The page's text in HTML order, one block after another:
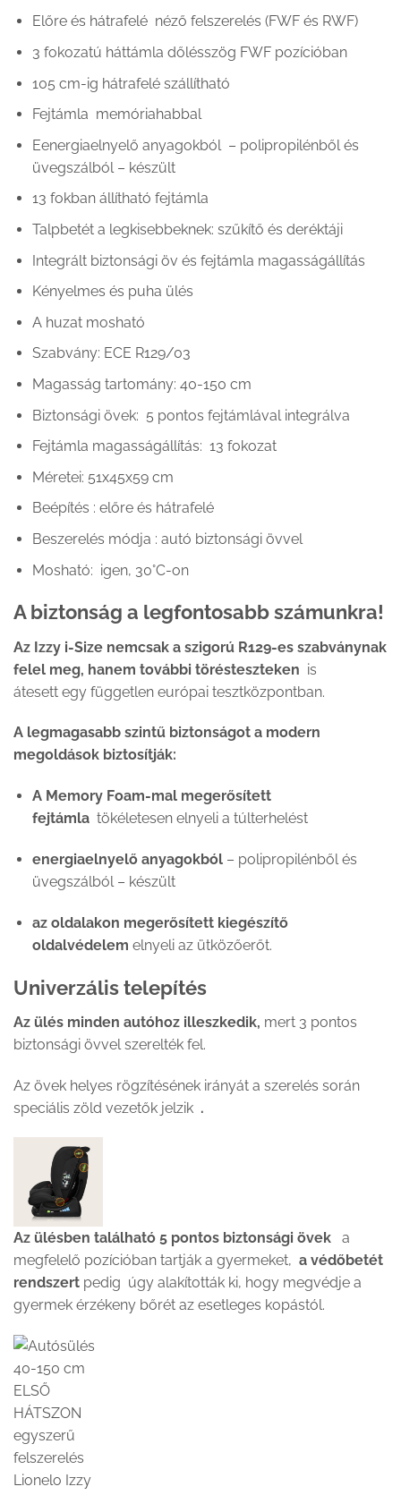
Előre és hátrafelé néző felszerelés (FWF és RWF)
3 fokozatú háttámla dőlésszög FWF pozícióban
105 cm-ig hátrafelé szállítható
Fejtámla memóriahabbal
Eenergiaelnyelő anyagokból – polipropilénből és
üvegszálból – készült
13 fokban állítható fejtámla
Talpbetét a legkisebbeknek: szűkítő és deréktáji
Integrált biztonsági öv és fejtámla magasságállítás
Kényelmes és puha ülés
A huzat mosható
Szabvány: ECE R129/03
Magasság tartomány: 40-150 cm
Biztonsági övek: 5 pontos fejtámlával integrálva
Fejtámla magasságállítás: 13 fokozat
Méretei: 51x45x59 cm
Beépítés : előre és hátrafelé
Beszerelés módja : autó biztonsági övvel
Mosható: igen, 30°C-on
A biztonság a legfontosabb számunkra!
Az Izzy i-Size nemcsak a szigorú R129-es szabványnak
felel meg, hanem további törésteszteken is
átesett egy független európai tesztközpontban.
A legmagasabb szintű biztonságot a modern
megoldások biztosítják:
A Memory Foam-mal megerősített
fejtámla tökéletesen elnyeli a túlterhelést
energiaelnyelő anyagokból– polipropilénből és
üvegszálból – készült
az oldalakon megerősített kiegészítő
oldalvédelem elnyeli az ütközőerőt.
Univerzális telepítés
Az ülés minden autóhoz illeszkedik, mert 3 pontos
biztonsági övvel szerelték fel.
Az övek helyes rögzítésének irányát a szerelés során
speciális zöld vezetők jelzik .
Az ülésben található 5 pontos biztonsági övek a
megfelelő pozícióban tartják a gyermeket, a védőbetét
rendszert pedig úgy alakították ki, hogy megvédje a
gyermek érzékeny bőrét az esetleges kopástól.